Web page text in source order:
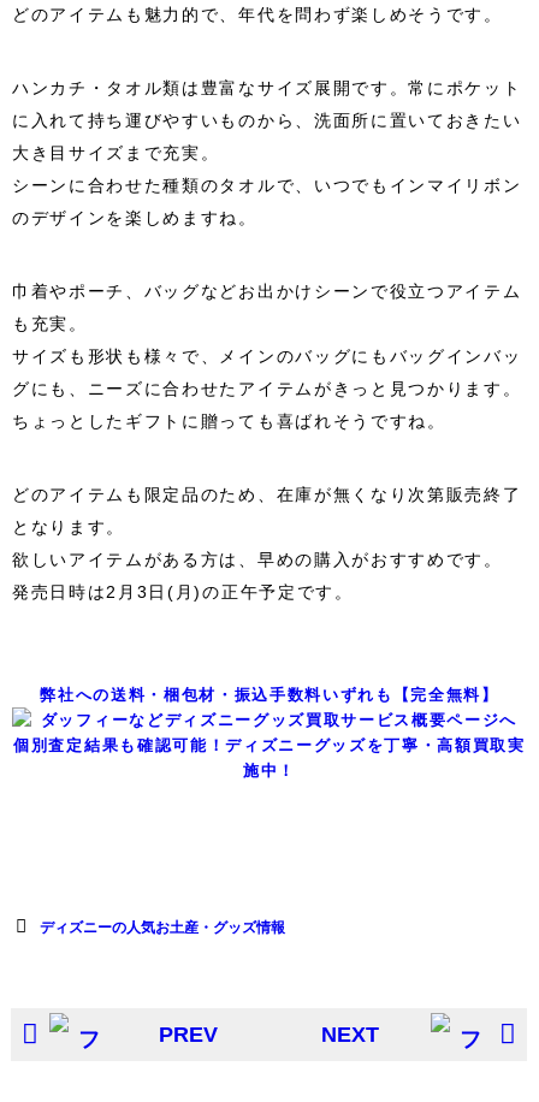
どのアイテムも魅力的で、年代を問わず楽しめそうです。
ハンカチ・タオル類は豊富なサイズ展開です。常にポケット
に入れて持ち運びやすいものから、洗面所に置いておきたい
大き目サイズまで充実。
シーンに合わせた種類のタオルで、いつでもインマイリボン
のデザインを楽しめますね。
巾着やポーチ、バッグなどお出かけシーンで役立つアイテム
も充実。
サイズも形状も様々で、メインのバッグにもバッグインバッ
グにも、ニーズに合わせたアイテムがきっと見つかります。
ちょっとしたギフトに贈っても喜ばれそうですね。
どのアイテムも限定品のため、在庫が無くなり次第販売終了
となります。
欲しいアイテムがある方は、早めの購入がおすすめです。
発売日時は2月3日(月)の正午予定です。
弊社への送料・梱包材・振込手数料いずれも【完全無料】
個別査定結果も確認可能！ディズニーグッズを丁寧・高額買取実
施中！
ディズニーの人気お土産・グッズ情報
PREV NEXT